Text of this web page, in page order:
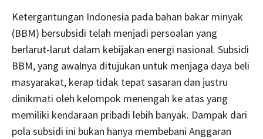
Ketergantungan Indonesia pada bahan bakar minyak
(BBM) bersubsidi telah menjadi persoalan yang
berlarut-larut dalam kebijakan energi nasional. Subsidi
BBM, yang awalnya ditujukan untuk menjaga daya beli
masyarakat, kerap tidak tepat sasaran dan justru
dinikmati oleh kelompok menengah ke atas yang
memiliki kendaraan pribadi lebih banyak. Dampak dari
pola subsidi ini bukan hanya membebani Anggaran